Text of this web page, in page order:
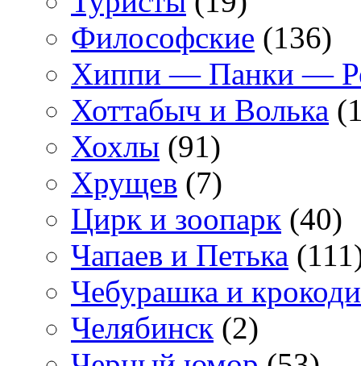
Философские (136)
Хиппи — Панки —
Хоттабыч и Волька
Хохлы (91)
Хрущев (7)
Цирк и зоопарк (40)
Чапаев и Петька
Чебурашка и
Челябинск (2)